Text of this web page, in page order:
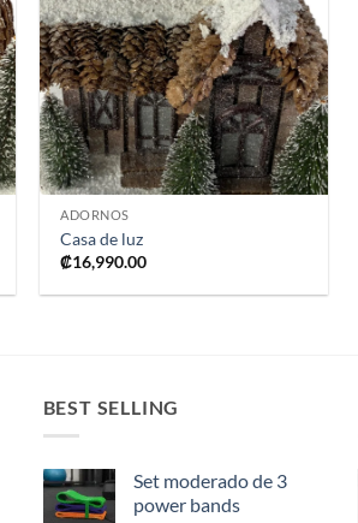
Añadir
a la
lista de
deseos
+
ADORNOS
Casa de luz
₡16,990.00
BEST SELLING
Set moderado de 3
power bands